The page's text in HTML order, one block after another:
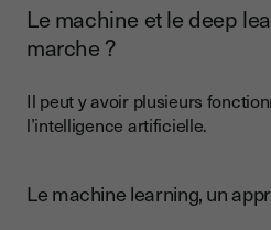
Le machine et le deep
marche ?
Il peut y avoir plusieurs
l’intelligence artificielle.
Le machine learning, un